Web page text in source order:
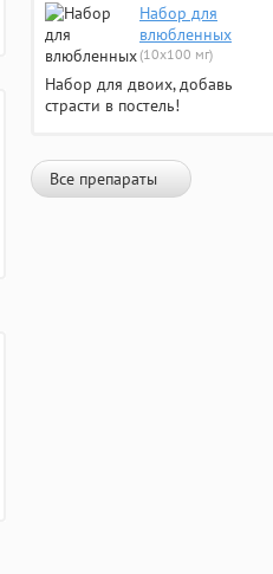
Набор для
влюбленных
(10х100 мг)
Набор для двоих, добавь
страсти в постель!
Все препараты